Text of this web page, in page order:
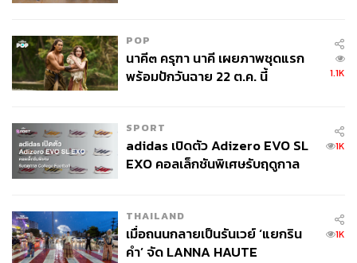
ค็อกเทลที่ใส่ของเล่นริมหาดเต็มไปหมดจนคุณอาจงง แต่ชา
วอินสตาแกรมหลงรัก
และถึงจะเป็นบาร์ที่ให้ฟีลริมทะเล แต่ก็ไม่ได้แปลว่า ค็อกเทล
ส่วนใหญ่เน้นเหล้ารัมเป็นหลัก ที่แน่ๆ คือ รสชาติเกือบทุกตัว
จะเน้นความสดชื่นและรสชาติเปรี้ยวหวาน ดื่มง่าย แบบคน
ดื่มค็อกเทลมือใหม่น่าจะชอบ โดยหลายตัวอาจจะชื่อคุ้นหูกัน
บาท หรือถ้าเป็นบักเก็ตอยู่ที่ 320-350 บาทเท่านั้น ทำให้แบ่ง
กันจิบกับเพื่อนได้แบบไม่ทำร้ายกระเป๋า
POP
นาคี๓ ครุฑา นาคี เผยภาพชุดแรก
พร้อมปักวันฉาย 22 ต.ค. นี้
1.1K
SPORT
adidas เปิดตัว Adizero EVO SL
EXO คอลเล็กชันพิเศษรับฤดูกาล
1K
THAILAND
เมื่อถนนกลายเป็นรันเวย์ ‘แยกริน
คำ’ จัด LANNA HAUTE
1K